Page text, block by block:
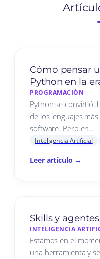
Cómo pensar
Python en la
PROGRAMACIÓN
Python se convirtió,
de los lenguajes
software. Pero en…
Inteligencia Artificial
Leer artículo →
Skills y
INTELIGENCIA
Estamos en el
una herramienta y